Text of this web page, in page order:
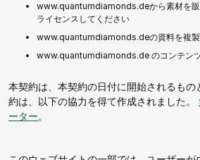
www.quantumdiamonds.deから素材を販
ライセンスしてください
www.quantumdiamonds.deの資料を複製
www.quantumdiamonds.de のコンテン
本契約は、本契約の日付に開始されるもの
約は、以下の協力を得て作成されました。
ーター。